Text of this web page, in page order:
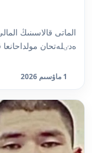
الماتى قالاسىنىڭ
ەدٸلەتحان
1 ماۋسىم 2026